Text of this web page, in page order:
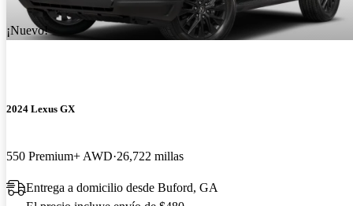
¡Nuevo!
2024 Lexus GX
550 Premium+ AWD 26,722 millas
Entrega a domicilio desde Buford, GA